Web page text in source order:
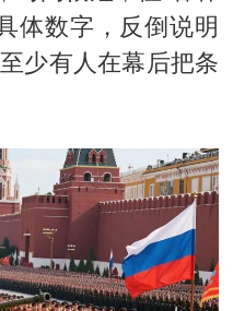
体数字，反倒说明
少有人在幕后把条